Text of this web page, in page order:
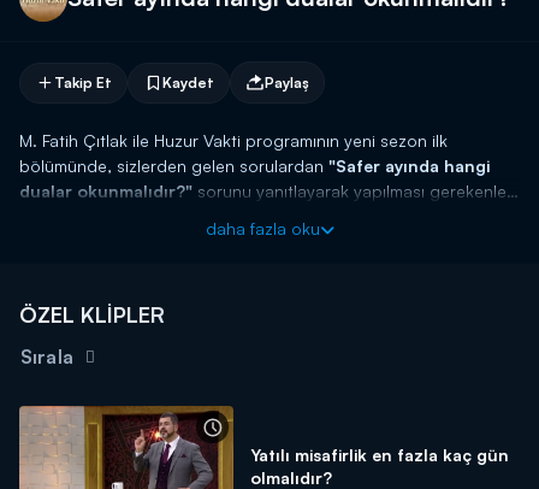
Takip Et Kaydet Paylaş
M. Fatih Çıtlak ile Huzur Vakti programının yeni sezon ilk
bölümünde, sizlerden gelen sorulardan "Safer ayında hangi
dualar okunmalıdır?" sorunu yanıtlayarak yapılması gerekenleri
daha fazla oku
ÖZEL KLİPLER
Sırala
Yatılı misafirlik en fazla kaç gün
olmalıdır?